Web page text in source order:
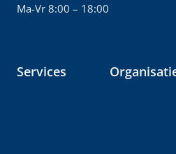
Ma-Vr 8:00 – 18:00
Services